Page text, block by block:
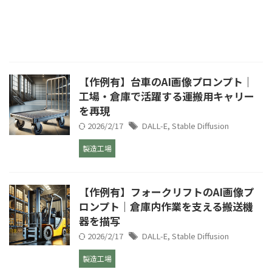
【作例有】台車のAI画像プロンプト｜
工場・倉庫で活躍する運搬用キャリー
を再現
2026/2/17 DALL-E, Stable Diffusion
製造工場
【作例有】フォークリフトのAI画像プ
ロンプト｜倉庫内作業を支える搬送機
器を描写
2026/2/17 DALL-E, Stable Diffusion
製造工場